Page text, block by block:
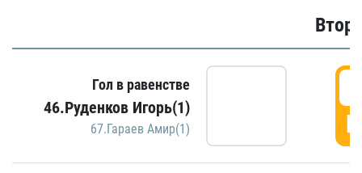
Гол в равенстве
46.Руденков Игорь(1)
67.Гараев Амир(1)